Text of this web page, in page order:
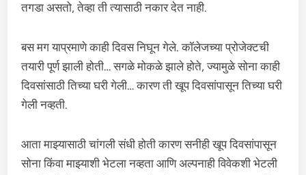
तगडा असतो, तेव्हा ती त्यासाठी नकार देत नाही.
बस मग याप्रमाणे काही दिवस निघून गेले. कॉलेजच्या प्रोजेक्टची
तयारी पूर्ण झाली होती… सगळे मोकळे झाले होते, ज्यामुळे सोना काही
दिवसांसाठी तिच्या घरी गेली… कारण ती खूप दिवसांपासून तिच्या घरी
गेली नव्हती.
आता माझ्यासाठी चांगली संधी होती कारण सनीही खूप दिवसांपासून
सोना किंवा माझ्याशी भेटला नव्हता आणि अल्पनाही विवेकशी भेटली